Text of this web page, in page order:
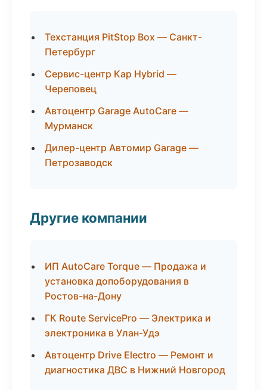
Техстанция PitStop Box — Санкт-
Петербург
Сервис-центр Кар Hybrid —
Череповец
Автоцентр Garage AutoCare —
Мурманск
Дилер-центр Автомир Garage —
Петрозаводск
Другие компании
ИП AutoCare Torque — Продажа и
установка допоборудования в
Ростов-на-Дону
ГК Route ServicePro — Электрика и
электроника в Улан-Удэ
Автоцентр Drive Electro — Ремонт и
диагностика ДВС в Нижний Новгород